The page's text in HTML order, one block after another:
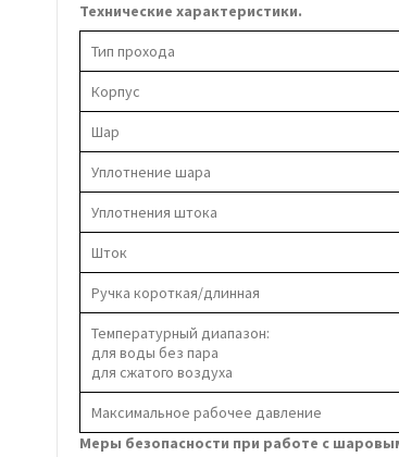
Технические характеристики.
Тип прохода
Корпус
Шар
Уплотнение шара
Уплотнения штока
Шток
Ручка короткая/длинная
Температурный диапазон:
для воды без пара
для сжатого воздуха
Максимальное рабочее давление
Меры безопасности при работе с